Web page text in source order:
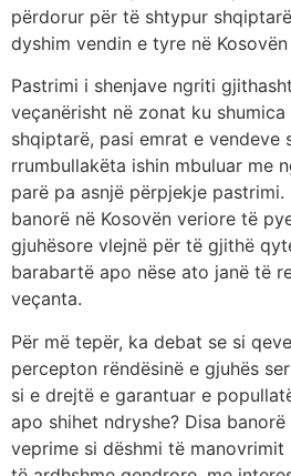
përdorur për të shtypur
dyshim vendin e tyre në
Pastrimi i shenjave ngriti
veçanërisht në zonat ku
shqiptarë, pasi emrat e vendeve
rrumbullakëta ishin mbuluar me
parë pa asnjë përpjekje
banorë në Kosovën veriore të
gjuhësore vlejnë për të gjithë
barabartë apo nëse ato janë të
veçanta.
Për më tepër, ka debat se si
percepton rëndësinë e gjuhës
si e drejtë e garantuar e
apo shihet ndryshe? Disa
veprime si dëshmi të